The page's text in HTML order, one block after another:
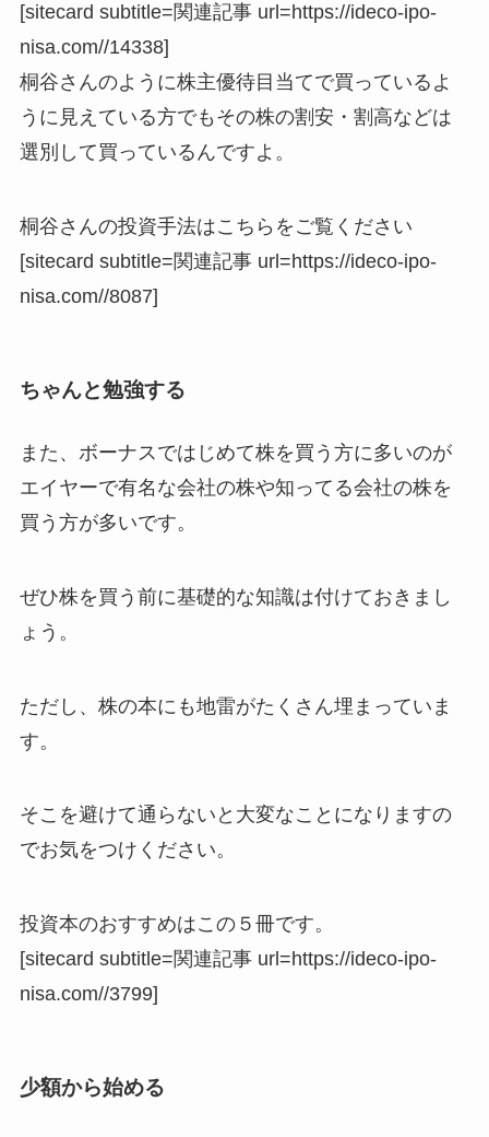
[sitecard subtitle=関連記事 url=https://ideco-ipo-
nisa.com//14338]
桐谷さんのように株主優待目当てで買っているよ
うに見えている方でもその株の割安・割高などは
選別して買っているんですよ。
桐谷さんの投資手法はこちらをご覧ください
[sitecard subtitle=関連記事 url=https://ideco-ipo-
nisa.com//8087]
ちゃんと勉強する
また、ボーナスではじめて株を買う方に多いのが
エイヤーで有名な会社の株や知ってる会社の株を
買う方が多いです。
ぜひ株を買う前に基礎的な知識は付けておきまし
ょう。
ただし、株の本にも地雷がたくさん埋まっていま
す。
そこを避けて通らないと大変なことになりますの
でお気をつけください。
投資本のおすすめはこの５冊です。
[sitecard subtitle=関連記事 url=https://ideco-ipo-
nisa.com//3799]
少額から始める